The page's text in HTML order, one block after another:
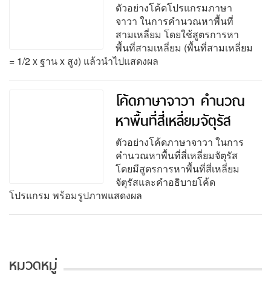
ตัวอย่างโค้ดโปรแกรมภาษา
จาวา ในการคำนวณหาพื้นที่
สามเหลี่ยม โดยใช้สูตรการหา
พื้นที่สามเหลี่ยม (พื้นที่สามเหลี่ยม
= 1/2 x ฐาน x สูง) แล้วนำไปแสดงผล
โค้ดภาษาจาวา คำนวณ
หาพื้นที่สี่เหลี่ยมจัตุรัส
ตัวอย่างโค้ดภาษาจาวา ในการ
คำนวณหาพื้นที่สี่เหลี่ยมจัตุรัส
โดยมีสูตรการหาพื้นที่สี่เหลี่ยม
จัตุรัสและคำอธิบายโค้ด
โปรแกรม พร้อมรูปภาพแสดงผล
หมวดหมู่